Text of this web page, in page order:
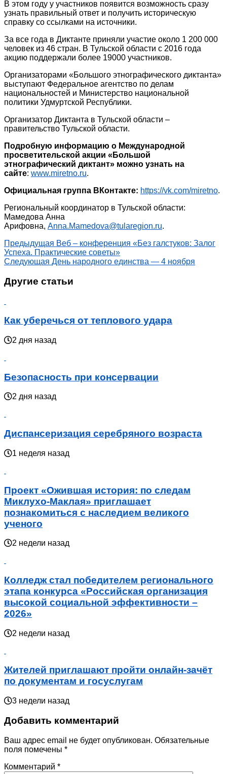
В этом году у участников появится возможность сразу
узнать правильный ответ и получить историческую
справку со ссылками на источники.
За все года в Диктанте приняли участие около 1 200 000
человек из 46 стран. В Тульской области с 2016 года
акцию поддержали более 19000 участников.
Организаторами «Большого этнографического диктанта»
выступают Федеральное агентство по делам
национальностей и Министерство национальной
политики Удмуртской Республики.
Организатор Диктанта в Тульской области –
правительство Тульской области.
Подробную информацию о Международной
просветительской акции «Большой
этнографический диктант» можно узнать на
сайте: www.miretno.ru.
Официальная группа ВКонтакте: https://vk.com/miretno.
Региональный координатор в Тульской области:
Мамедова Анна
Арифовна, Anna.Mamedova@tularegion.ru.
Предыдущая Веб – конференция «Без галстуков: Залог
Успеха. Практические советы»
Следующая День народного единства — 4 ноября
Другие статьи
Как уберечься от теплового удара
2 дня назад
Безопасность при консервации
2 дня назад
Диспансеризация серебряного возраста
1 неделя назад
Проект «Ожившая история: по следам
Миклухо-Маклая» приглашает
познакомиться с наследием великого
ученого
2 недели назад
Колледж стал победителем регионального
этапа конкурса «Российская организация
высокой социальной эффективности –
2026»
2 недели назад
Жителей приглашают пройти онлайн-зачёт
по документам и госуслугам
3 недели назад
Добавить комментарий
Ваш адрес email не будет опубликован. Обязательные
поля помечены *
Комментарий *